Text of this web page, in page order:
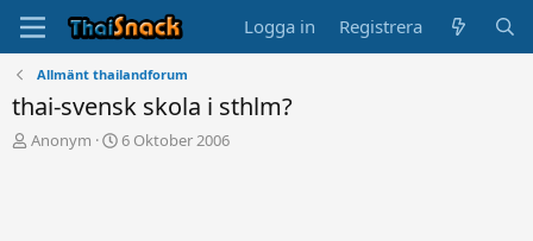
Logga in Registrera
Allmänt thailandforum
thai-svensk skola i sthlm?
T
Anonym
S
6 Oktober 2006